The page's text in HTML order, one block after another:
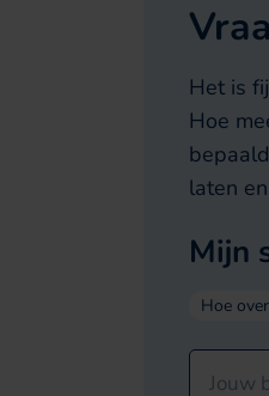
Het is
Hoe
laten
Mijn
Hoe
Jouw